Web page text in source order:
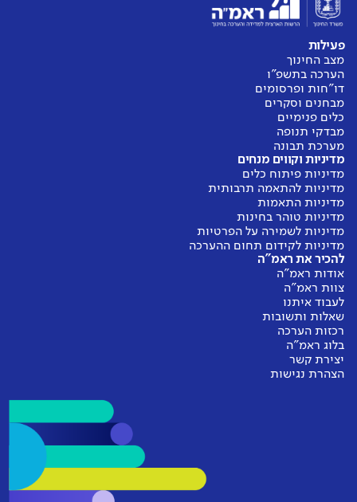
פעילות
מצב החינוך
הערכה בתשפ"ו
דו"חות ופרסומים
מבחנים וסקרים
כלים פנימיים
מבדקי תנופה
מערכת תבונה
מדיניות וקווים מנחים
מדיניות פיתוח כלים
מדיניות להתאמה תרבותית
מדיניות התאמות
מדיניות טוהר בחינות
מדיניות לשמירה על הפרטיות
מדיניות לקידום תחום ההערכה
להכיר את ראמ"ה
אודות ראמ"ה
צוות ראמ"ה
לעבוד איתנו
שאלות ותשובות
רכזות הערכה
בלוג ראמ"ה
יצירת קשר
הצהרת נגישות